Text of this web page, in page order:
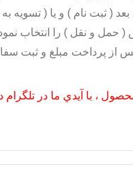
( ثبت نام ) و يا ( تسويه
و نقل ) را انتخاب
پس از پرداخت مبلغ و ثبت
، با آيدي ما در تلگرام